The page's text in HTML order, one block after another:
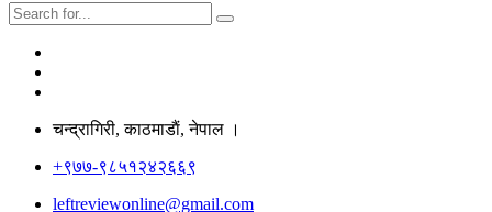
चन्द्रागिरी, काठमाडाैं, नेपाल ।
+९७७-९८५१२४२६६९
leftreviewonline@gmail.com